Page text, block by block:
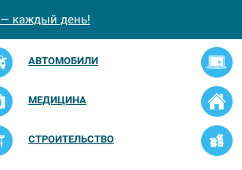
— каждый день!
АВТОМОБИЛИ
МЕДИЦИНА
СТРОИТЕЛЬСТВО